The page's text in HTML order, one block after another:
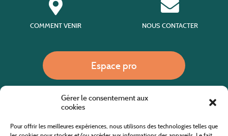
Gérer le consentement aux
cookies
Pour offrir les meilleures expériences, nous utilisons des technologies telles que
COMMENT VENIR NOUS CONTACTER
Espace pro